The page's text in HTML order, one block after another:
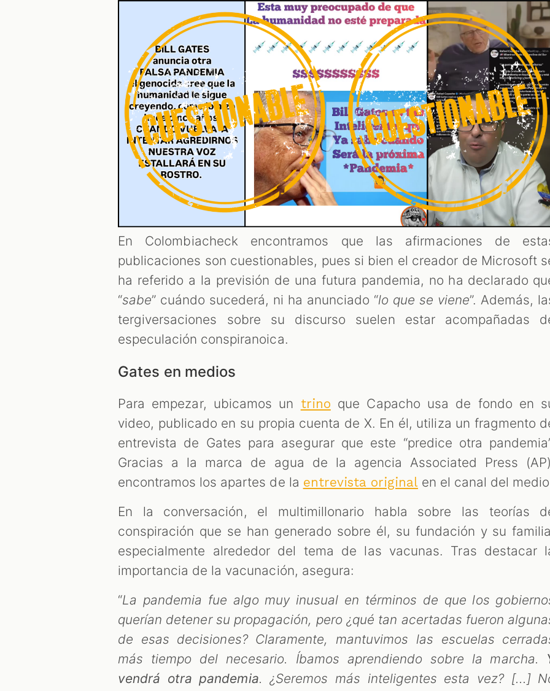
En Colombiacheck encontramos que las afirmaciones de
publicaciones son cuestionables, pues si bien el creador de Microsoft
ha referido a la previsión de una futura pandemia, no ha declarado
“sabe” cuándo sucederá, ni ha anunciado “lo que se viene”. Además,
tergiversaciones sobre su discurso suelen estar acompañadas
especulación conspiranoica.
Gates en medios
Para empezar, ubicamos un trino que Capacho usa de fondo en
video, publicado en su propia cuenta de X. En él, utiliza un fragmento
entrevista de Gates para asegurar que este “predice otra
Gracias a la marca de agua de la agencia Associated Press
encontramos los apartes de la entrevista original en el canal del
En la conversación, el multimillonario habla sobre las teorías
conspiración que se han generado sobre él, su fundación y su
especialmente alrededor del tema de las vacunas. Tras destacar
importancia de la vacunación, asegura:
“La pandemia fue algo muy inusual en términos de que los
querían detener su propagación, pero ¿qué tan acertadas fueron
de esas decisiones? Claramente, mantuvimos las escuelas
más tiempo del necesario. Íbamos aprendiendo sobre la marcha.
vendrá otra pandemia. ¿Seremos más inteligentes esta vez? [...]